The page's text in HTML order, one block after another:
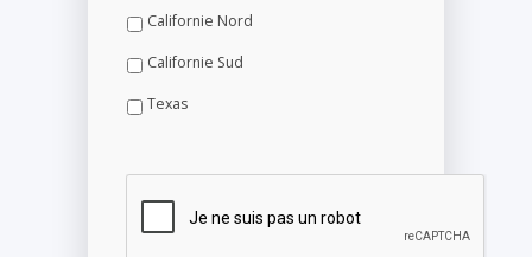
Californie Nord
Californie Sud
Texas